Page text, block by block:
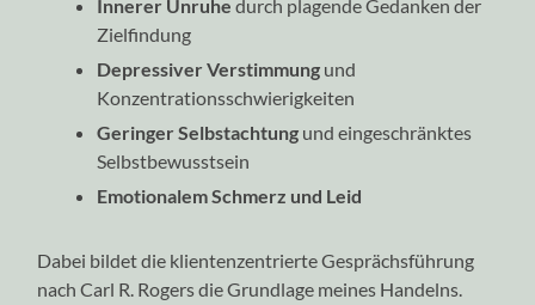
Innerer Unruhe durch plagende Gedanken der
Zielfindung
Depressiver Verstimmung und
Konzentrationsschwierigkeiten
Geringer Selbstachtung und eingeschränktes
Selbstbewusstsein
Emotionalem Schmerz und Leid
Dabei bildet die klientenzentrierte Gesprächsführung
nach Carl R. Rogers die Grundlage meines Handelns.